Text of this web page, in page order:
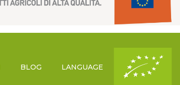
BLOG LANGUAGE